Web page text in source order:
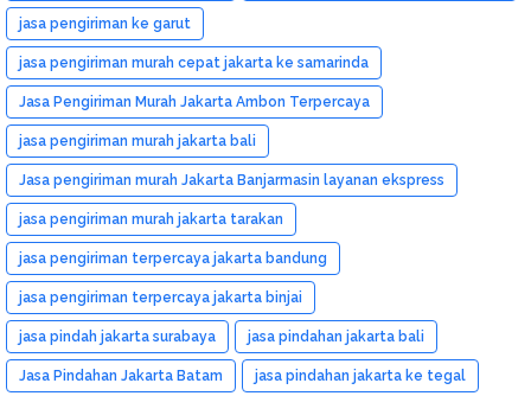
jasa pengiriman ke garut
jasa pengiriman murah cepat jakarta ke samarinda
Jasa Pengiriman Murah Jakarta Ambon Terpercaya
jasa pengiriman murah jakarta bali
Jasa pengiriman murah Jakarta Banjarmasin layanan ekspress
jasa pengiriman murah jakarta tarakan
jasa pengiriman terpercaya jakarta bandung
jasa pengiriman terpercaya jakarta binjai
jasa pindah jakarta surabaya jasa pindahan jakarta bali
Jasa Pindahan Jakarta Batam jasa pindahan jakarta ke tegal